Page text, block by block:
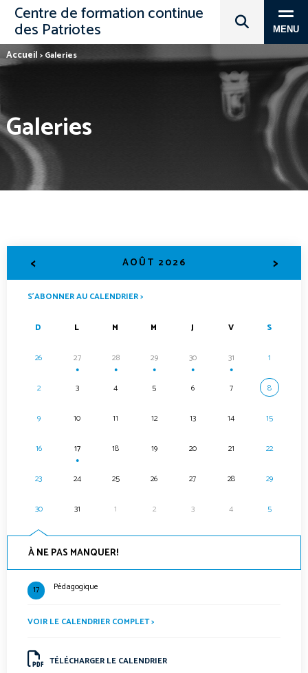
Centre de formation continue
des Patriotes MENU
Accueil > Galeries
Galeries
< AOÛT 2026 >
S’ABONNER AU CALENDRIER >
D L M M J V S
26 27
●
28
●
29
●
30
●
31
●
1
2 3 4 5 6 7 8
9 10 11 12 13 14 15
16 17
●
18 19 20 21 22
23 24 25 26 27 28 29
30 31 1 2 3 4 5
À NE PAS MANQUER!
17 Pédagogique
VOIR LE CALENDRIER COMPLET >
TÉLÉCHARGER LE CALENDRIER